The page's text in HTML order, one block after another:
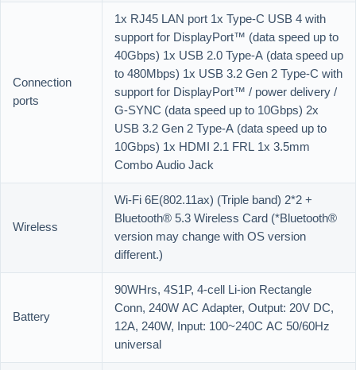
Connection
ports
1x RJ45 LAN port 1x Type-C USB 4 with
support for DisplayPort™ (data speed up to
40Gbps) 1x USB 2.0 Type-A (data speed up
to 480Mbps) 1x USB 3.2 Gen 2 Type-C with
support for DisplayPort™ / power delivery /
G-SYNC (data speed up to 10Gbps) 2x
USB 3.2 Gen 2 Type-A (data speed up to
10Gbps) 1x HDMI 2.1 FRL 1x 3.5mm
Combo Audio Jack
Wireless
Wi-Fi 6E(802.11ax) (Triple band) 2*2 +
Bluetooth® 5.3 Wireless Card (*Bluetooth®
version may change with OS version
different.)
Battery
90WHrs, 4S1P, 4-cell Li-ion Rectangle
Conn, 240W AC Adapter, Output: 20V DC,
12A, 240W, Input: 100~240C AC 50/60Hz
universal